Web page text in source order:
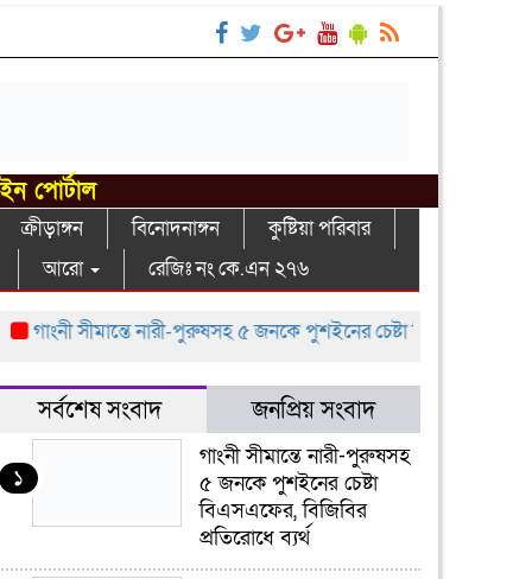
পোর্টাল
ক্রীড়াঙ্গন বিনোদনাঙ্গন
কুষ্টিয়া পরিবার
আরো রেজিঃ নং কে.এন ২৭৬
গাংনী সীমান্তে নারী-পুরুষসহ ৫ জনকে পুশইনের চেষ্টা বিএসএফের, বিজিবির
সর্বশেষ সংবাদ জনপ্রিয় সংবাদ
১
গাংনী সীমান্তে নারী-পুরুষসহ
৫ জনকে পুশইনের চেষ্টা
বিএসএফের, বিজিবির
প্রতিরোধে ব্যর্থ